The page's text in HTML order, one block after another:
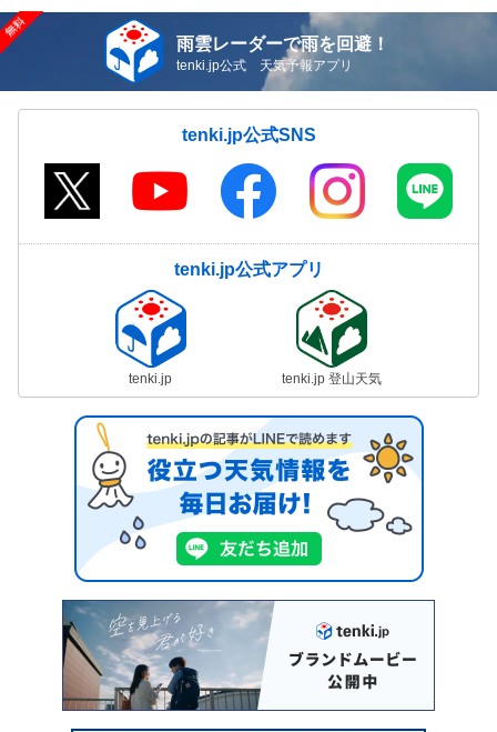
雨雲レーダーで雨を回避！
tenki.jp公式 天気予報アプリ
tenki.jp公式SNS
tenki.jp公式アプリ
tenki.jp tenki.jp 登山天気